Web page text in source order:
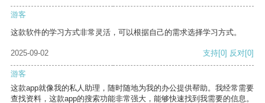
游客
这款软件的学习方式非常灵活，可以根据自己的需求选择学习方式。
2025-09-02 支持[0] 反对[0]
游客
这款app就像我的私人助理，随时随地为我的办公提供帮助。我经常需要
查找资料，这款app的搜索功能非常强大，能够快速找到我需要的信息。